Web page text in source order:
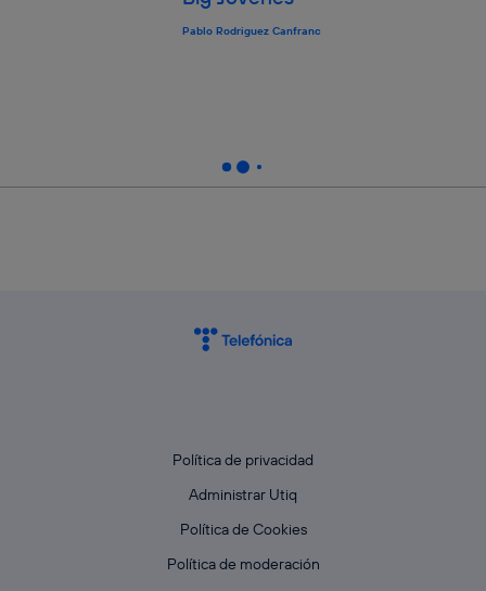
Pablo Rodriguez Canfranc
Política de privacidad
Administrar Utiq
Política de Cookies
Política de moderación